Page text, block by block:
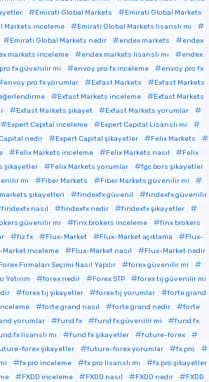
Emirati Global Markets
Emirati Global Markets
Markets inceleme
Emirati Global Markets lisanslı mı
Emirati Global Markets nedir endex markets
endex
markets inceleme endex markets lisanslı mı
endex
fx güvenilir mi envoy pro fx inceleme
envoy pro fx
envoy pro fx yorumlar Exfast Markets
Exfast Markets
Exfast Markets inceleme
Exfast Markets
Exfast Markets şikayet
Exfast Markets yorumlar
Expert Capital inceleme
Expert Capital Lisanslı mı
nedir Expert Capital şikayetler
Felix Markets
Felix Markets inceleme Felix Markets nasıl
Felix
şikayetler Felix Markets yorumlar
fgc bors şikayetler
mi Fiber Markets
Fiber Markets güvenilir mi
şikayetleri findexfx güvenil
findexfx güvenilir
findexfx nasıl findexfx nedir
findexfx şikayetler
güvenilir mi finx brokers inceleme
finx brokers
fiz fx Flux-Market Flux-Market açıklama
Flux-
Market inceleme Flux-Market nasıl
Flux-Market nedir
Firmaları Seçimi Nasıl Yapılır
forex güvenilir mi
Yatırım forex nedir Forex STP
forex tıj güvenilir mi
forex tıj şikayetler forex tıj yorumlar
forte grand
forte grand nasıl forte grand nedir
forte
yorumlar fund fx fund fx güvenilir mi
fund fx
fx lisanslı mı fund fx şikayetler
future-forex
forex şikayetler future-forex yorumlar
fx pro
fx pro inceleme fx pro lisanslı mı
fx pro şikayetler
FXDD inceleme FXDD nasıl FXDD nedir
FXDD